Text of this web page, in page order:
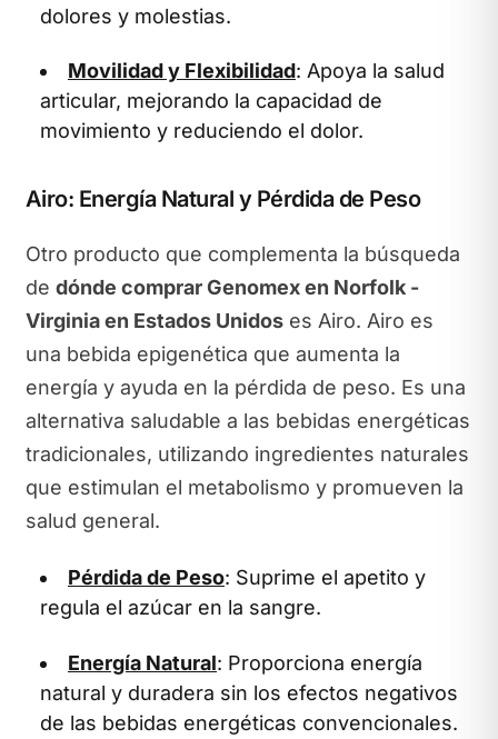
dolores y molestias.
Movilidad y Flexibilidad: Apoya la salud
articular, mejorando la capacidad de
movimiento y reduciendo el dolor.
Airo: Energía Natural y Pérdida de Peso
Otro producto que complementa la búsqueda
de dónde comprar Genomex en Norfolk -
Virginia en Estados Unidoses Airo. Airo es
una bebida epigenética que aumenta la
energía y ayuda en la pérdida de peso. Es una
alternativa saludable a las bebidas energéticas
tradicionales, utilizando ingredientes naturales
que estimulan el metabolismo y promueven la
salud general.
Pérdida de Peso: Suprime el apetito y
regula el azúcar en la sangre.
Energía Natural: Proporciona energía
natural y duradera sin los efectos negativos
de las bebidas energéticas convencionales.